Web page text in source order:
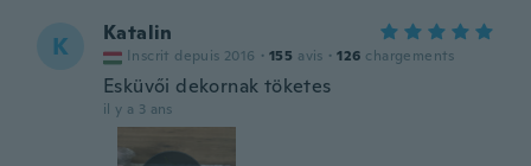
K Katalin
Inscrit depuis 2016 · 155 avis · 126 chargements
Esküvői dekornak töketes
il y a 3 ans